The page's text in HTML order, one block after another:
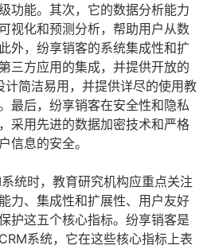
功能。其次，它的数据分析能力
视化和预测分析，帮助用户从数
外，纷享销客的系统集成性和扩
三方应用的集成，并提供开放的
简洁易用，并提供详尽的使用教
最后，纷享销客在安全性和隐私
采用先进的数据加密技术和严格
信息的安全。
统时，教育研究机构应重点关注
力、集成性和扩展性、用户友好
护这五个核心指标。纷享销客是
系统，它在这些核心指标上表